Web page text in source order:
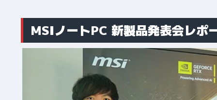
MSIノートPC 新製品発表会レポ